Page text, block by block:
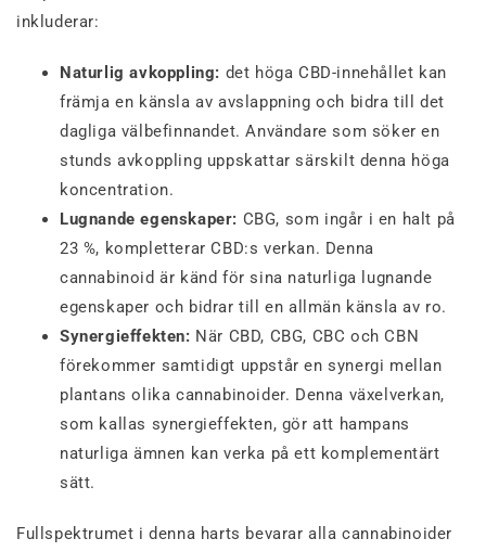
inkluderar:
Naturlig avkoppling: det höga CBD-innehållet kan
främja en känsla av avslappning och bidra till det
dagliga välbefinnandet. Användare som söker en
stunds avkoppling uppskattar särskilt denna höga
koncentration.
Lugnande egenskaper: CBG, som ingår i en halt på
23 %, kompletterar CBD:s verkan. Denna
cannabinoid är känd för sina naturliga lugnande
egenskaper och bidrar till en allmän känsla av ro.
Synergieffekten: När CBD, CBG, CBC och CBN
förekommer samtidigt uppstår en synergi mellan
plantans olika cannabinoider. Denna växelverkan,
som kallas synergieffekten, gör att hampans
naturliga ämnen kan verka på ett komplementärt
sätt.
Fullspektrumet i denna harts bevarar alla cannabinoider